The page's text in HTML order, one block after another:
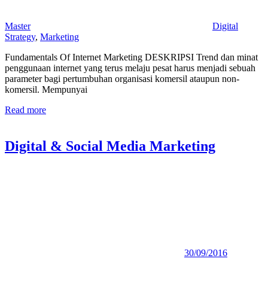
Master
Digital
Strategy, Marketing
Fundamentals Of Internet Marketing DESKRIPSI Trend dan minat
penggunaan internet yang terus melaju pesat harus menjadi sebuah
parameter bagi pertumbuhan organisasi komersil ataupun non-
komersil. Mempunyai
Read more
Digital & Social Media Marketing
30/09/2016